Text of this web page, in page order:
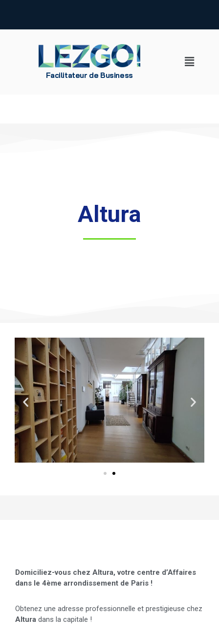
Facilitateur de Business
Altura
Domiciliez-vous chez Altura, votre centre d’Affaires
dans le 4ème arrondissement de Paris !
Obtenez une adresse professionnelle et prestigieuse chez
Altura dans la capitale !